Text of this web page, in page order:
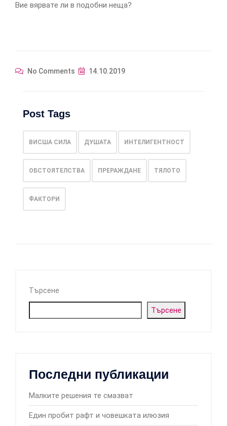
Вие вярвате ли в подобни неща?
No Comments 14.10.2019
Post Tags
ВИСША СИЛА ДУШАТА ИНТЕЛИГЕНТНОСТ
ОБСТОЯТЕЛСТВА ПРЕРАЖДАНЕ ТЯЛОТО
ФАКТОРИ
Търсене
Търсене
Последни публикации
Малките решения те смазват
Един пробит рафт и човешката илюзия